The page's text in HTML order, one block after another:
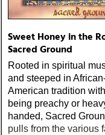
ÅRETS
AMERICA/BYRDS/
maplewood : yeti
(tapete) ÅRETS
of folk : monsters of
(rough trade) ÅRETS
BONE BURNETT:
moonalice : moonalice
minor label) ÅRETS
STÖRSTA, VÄRSTA,
Sweet Honey in the
Sacred Ground
Rooted in spiritual
and steeped in
American tradition
being preachy or
handed, Sacred
pulls from the various